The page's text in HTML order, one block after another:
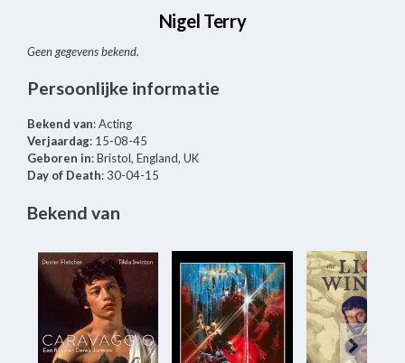
Nigel Terry
Geen gegevens bekend.
Persoonlijke informatie
Bekend van: Acting
Verjaardag: 15-08-45
Geboren in: Bristol, England, UK
Day of Death: 30-04-15
Bekend van